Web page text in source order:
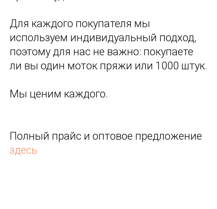
Для каждого покупателя мы
используем индивидуальный подход,
поэтому для нас не важно: покупаете
ли вы один моток пряжи или 1000 штук.
Мы ценим каждого.
Полный прайс и оптовое предложение
здесь